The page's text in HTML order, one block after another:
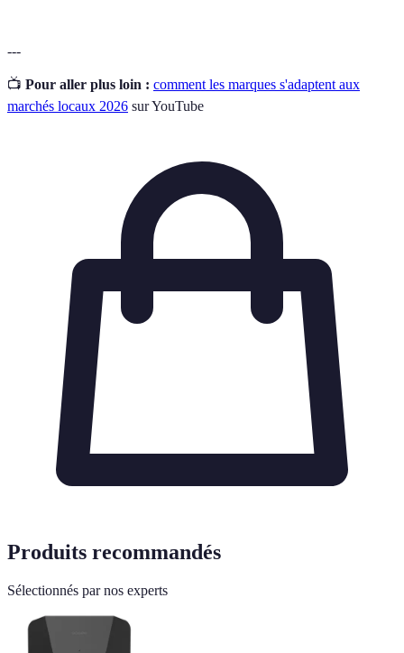
---
📺 Pour aller plus loin : comment les marques s'adaptent aux
marchés locaux 2026 sur YouTube
Produits recommandés
Sélectionnés par nos experts